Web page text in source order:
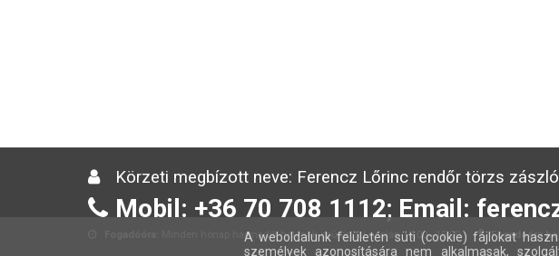
Körzeti megbízott neve: Ferencz Lőrinc rendőr törzs
Mobil: +36 70 708 1112; Email:
Minden hónap harmadik hetének csütörtöki napján 13:00 - 15:00 Fogadóóra
A weboldalunk felületén süti (cookie) fájlokat
személyek azonosítására nem alkalmasak,